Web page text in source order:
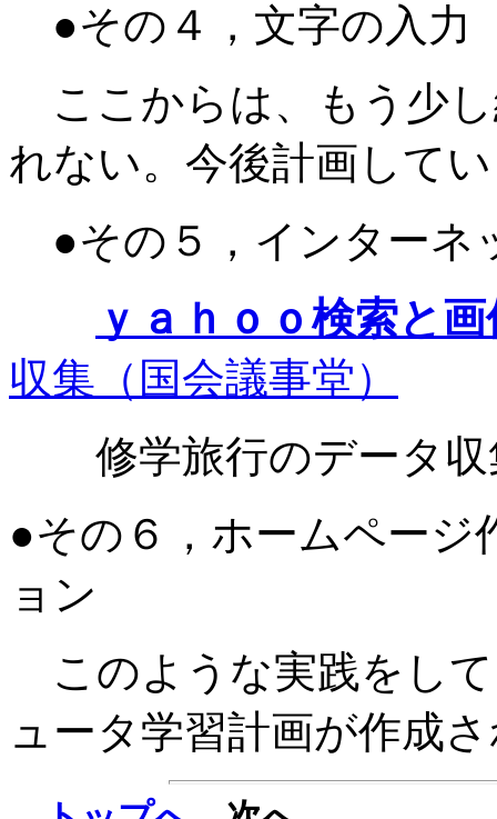
●その４，文字の入力
ここからは、もう少
れない。今後計画して
●その５，インターネ
ｙａｈｏｏ検索と
収集（国会議事堂）
修学旅行のデータ収
●その６，ホームページ
ョン
このような実践をし
ュータ学習計画が作成